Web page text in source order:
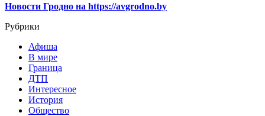
Новости Гродно на https://avgrodno.by
Рубрики
Афиша
В мире
Граница
ДТП
Интересное
История
Общество